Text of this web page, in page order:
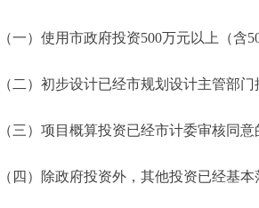
）使用市政府投资500万元以上（含
）初步设计已经市规划设计主管部门
）项目概算投资已经市计委审核同意
）除政府投资外，其他投资已经基本